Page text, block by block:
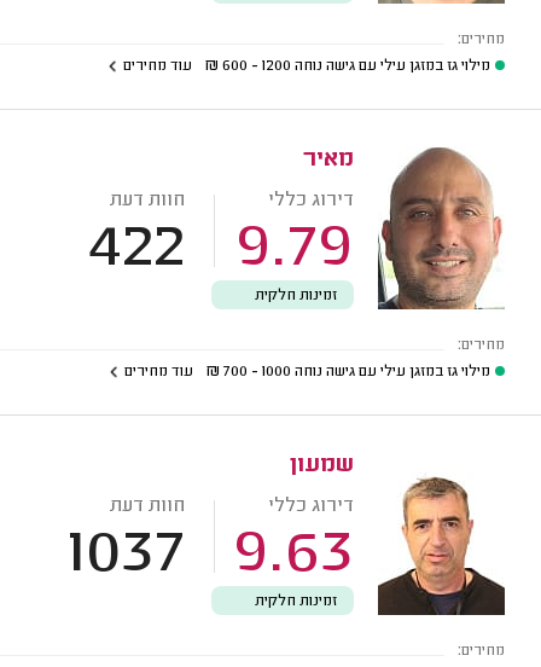
מחירים:
מילוי גז במזגן עילי עם גישה נוחה 1200 - 600
₪ עוד מחירים
מאיר
דירוג כללי
9.79
חוות דעת
422
זמינות חלקית
מחירים:
מילוי גז במזגן עילי עם גישה נוחה 1000 - 700
₪ עוד מחירים
שמעון
דירוג כללי
9.63
חוות דעת
1037
זמינות חלקית
מחירים: